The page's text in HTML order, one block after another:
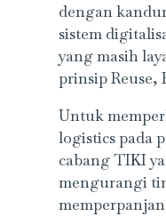
dengan
sistem
yang masih
prinsip Reuse,
Untuk
logistics pada
cabang TIKI
mengurangi